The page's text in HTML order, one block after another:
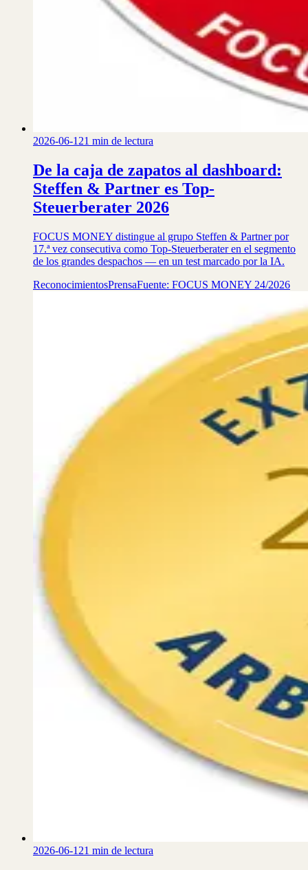
2026-06-121 min de lectura
De la caja de zapatos al dashboard:
Steffen & Partner es Top-
Steuerberater 2026
FOCUS MONEY distingue al grupo Steffen & Partner por
17.ª vez consecutiva como Top-Steuerberater en el segmento
de los grandes despachos — en un test marcado por la IA.
ReconocimientosPrensaFuente: FOCUS MONEY 24/2026
2026-06-121 min de lectura